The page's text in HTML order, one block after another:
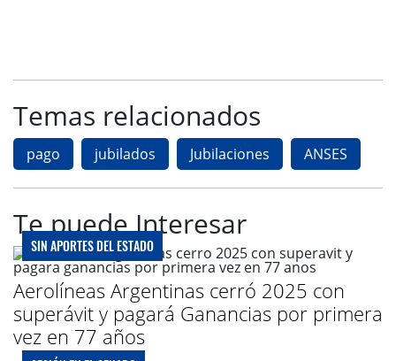
Temas relacionados
pago jubilados Jubilaciones ANSES
Te puede Interesar
SIN APORTES DEL ESTADO
Aerolíneas Argentinas cerró 2025 con
superávit y pagará Ganancias por primera
vez en 77 años